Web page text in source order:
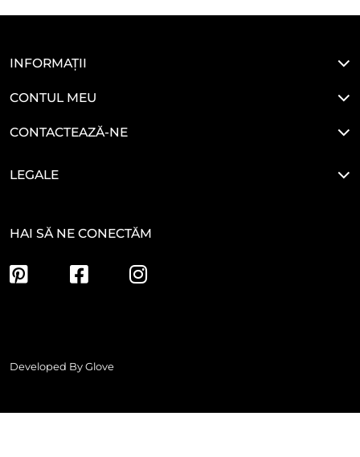
INFORMAȚII
CONTUL MEU
CONTACTEAZĂ-NE
LEGALE
HAI SĂ NE CONECTĂM
Developed By Glove